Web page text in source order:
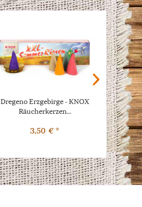
Dregeno Erzgebirge - KNOX
Räucherkerzen...
3,50 € *